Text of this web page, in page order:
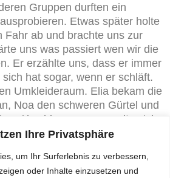
Ihre Privatsphäre
um Ihr Surferlebnis zu verbessern,
oder Inhalte einzusetzen und
Gruppen durften ein
Etwas später holte
Fahr ab und brachte uns zur
uns was passiert wen wir die
Er erzählte uns, dass er immer
hat sogar, wenn er schläft.
Umkleideraum. Elia bekam die
Noa den schweren Gürtel und
Abschluss versammelte sich
in einem großen Kreis, wir
zurück.